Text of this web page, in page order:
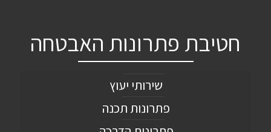
חטיבת פתרונות האבטחה
שירותי יעוץ
פתרונות תכנה